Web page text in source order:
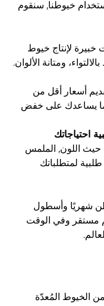
خيوطنا, سنقوم
لإنتاج خيوط
ومتانة الألوان.
أسعار أقل من
بنسبة 20-30%، مما يساعدك على خفض
احتياجاتك
حيث اللون, الملمس
طلبية لمتطلباتك
توريد شهرية تبلغ 600 طن شهريًا وأسطول
مستقر وفي الوقت
الخيوط المُعدّة